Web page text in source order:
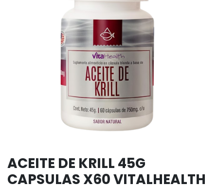
ACEITE DE KRILL 45G
CAPSULAS X60 VITALHEALTH